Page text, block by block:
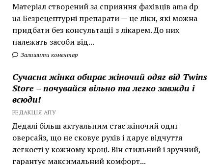
Матеріал створений за сприяння фахівців ama dp
ua Безрецептурні препарати — це ліки, які можна
придбати без консультації з лікарем. До них
належать засоби від...
Залишити коментар
Сучасна жінка обирає жіночий одяг від Twins
Store – почувайся вільно та легко завжди і
всюди!
РЕДАКЦІЯ АПУ
Дедалі більш актуальним стає жіночий одяг
оверсайз, що не сковує рухів і дарує відчуття
легкості у кожному кроці. Він стильний і зручний,
гарантує максимальний комфорт...